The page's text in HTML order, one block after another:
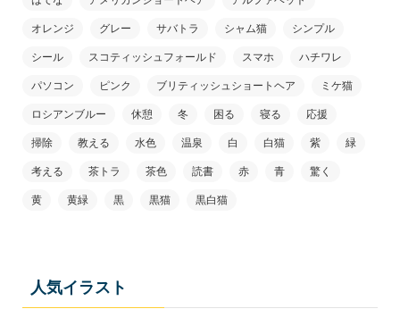
オレンジ グレー サバトラ シャム猫 シンプル
シール スコティッシュフォールド スマホ ハチワレ
パソコン ピンク ブリティッシュショートヘア ミケ猫
ロシアンブルー 休憩 冬 困る 寝る 応援
掃除 教える 水色 温泉 白 白猫 紫 緑
考える 茶トラ 茶色 読書 赤 青 驚く
黄 黄緑 黒 黒猫 黒白猫
人気イラスト